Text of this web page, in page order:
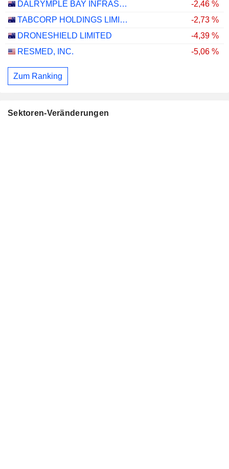
DALRYMPLE BAY INFRASTRUCTURE LIMITED
-2,46 %
TABCORP HOLDINGS LIMITED
-2,73 %
DRONESHIELD LIMITED
-4,39 %
RESMED, INC.
-5,06 %
Zum Ranking
Sektoren-Veränderungen